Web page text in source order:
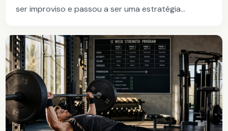
ser improviso e passou a ser uma estratégia…